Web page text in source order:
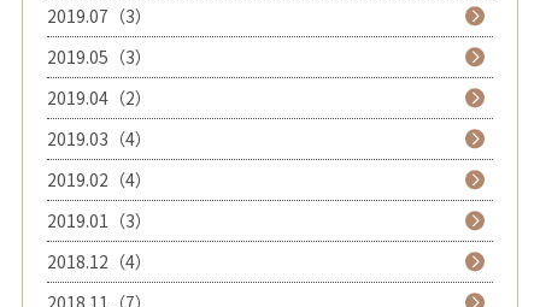
2019.07（3）
2019.05（3）
2019.04（2）
2019.03（4）
2019.02（4）
2019.01（3）
2018.12（4）
2018.11（7）